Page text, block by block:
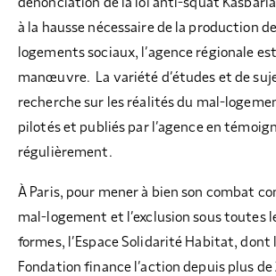
dénonciation de la loi anti-squat
à la hausse nécessaire de la production de
logements sociaux, l’agence régionale
manœuvre. La variété d’études et de
recherche sur les réalités du mal-
pilotés et publiés par l’agence en
régulièrement.
À Paris, pour mener à bien son combat
mal-logement et l’exclusion sous toutes
formes, l’Espace Solidarité Habitat, dont
Fondation finance l’action depuis plus de